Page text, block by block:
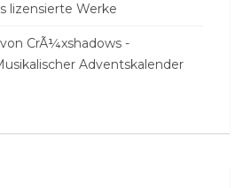
lizensierte Werke
CrÃ¼xshadows -
Adventskalender